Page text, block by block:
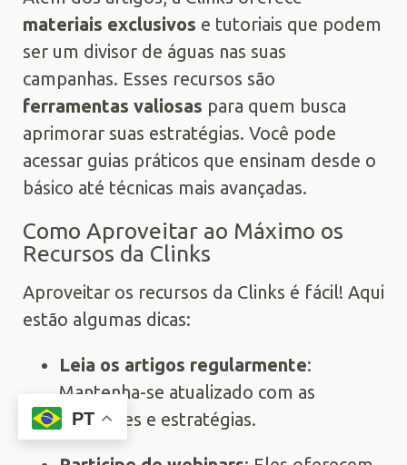
materiais exclusivos e tutoriais que podem
ser um divisor de águas nas suas
campanhas. Esses recursos são
ferramentas valiosas para quem busca
aprimorar suas estratégias. Você pode
acessar guias práticos que ensinam desde o
básico até técnicas mais avançadas.
Como Aproveitar ao Máximo os
Recursos da Clinks
Aproveitar os recursos da Clinks é fácil! Aqui
estão algumas dicas:
Leia os artigos regularmente:
Mantenha-se atualizado com as
novidades e estratégias.
PT